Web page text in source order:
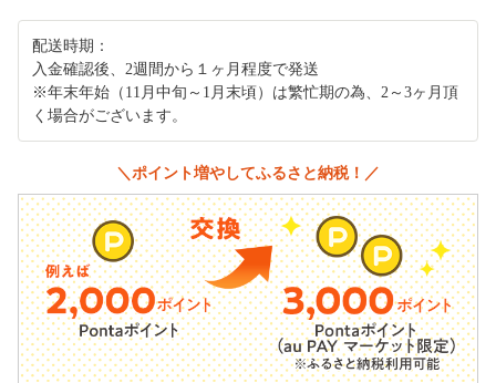
配送時期：
入金確認後、2週間から１ヶ月程度で発送
※年末年始（11月中旬～1月末頃）は繁忙期の為、2～3ヶ月頂
く場合がございます。
＼ポイント増やしてふるさと納税！／